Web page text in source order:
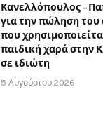
Κανελλόπουλος –
για την πώληση του
που
παιδική χαρά στην
σε ιδιώτη
5 Αυγούστου 2026